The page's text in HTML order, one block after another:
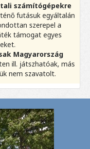
számítógépekre
futásuk egyáltalán
szerepel a
támogat egyes
Magyarország
ill. játszhatóak, más
nem szavatolt.